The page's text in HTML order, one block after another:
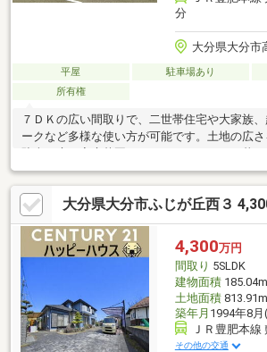
分
大分県大分市
平屋 駐車場あり
所有権
７ＤＫの広い間取りで、二世帯住宅や大家族
ークなど多様な使い方が可能です。土地の広さ
す。
大分県大分市ふじが丘西３
4,300万円
間取り 5SLDK
建物面積185.04m
土地面積813.91m
築年月 1994年8
ＪＲ豊肥本線
その他の交通